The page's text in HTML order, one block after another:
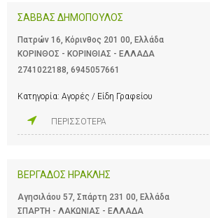
ΣΑΒΒΑΣ ΔΗΜΟΠΟΥΛΟΣ
Πατρών 16, Κόρινθος 201 00, Ελλάδα
ΚΟΡΙΝΘΟΣ - ΚΟΡΙΝΘΙΑΣ - ΕΛΛΑΔΑ
2741022188, 6945057661
Κατηγορία: Αγορές / Είδη Γραφείου
ΠΕΡΙΣΣΟΤΕΡΑ
ΒΕΡΓΑΔΟΣ ΗΡΑΚΛΗΣ
Αγησιλάου 57, Σπάρτη 231 00, Ελλάδα
ΣΠΑΡΤΗ - ΛΑΚΩΝΙΑΣ - ΕΛΛΑΔΑ